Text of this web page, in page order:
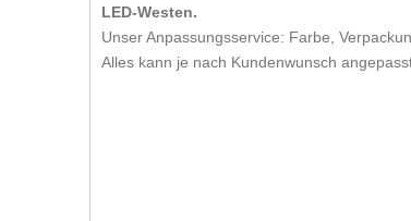
LED-Westen.
Unser Anpassungsservice: Farbe,
Alles kann je nach Kundenwunsch